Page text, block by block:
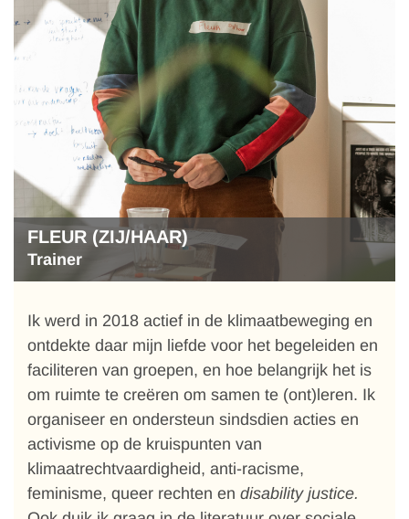
FLEUR (ZIJ/HAAR)
Trainer
Ik werd in 2018 actief in de klimaatbeweging en
ontdekte daar mijn liefde voor het begeleiden en
faciliteren van groepen, en hoe belangrijk het is
om ruimte te creëren om samen te (ont)leren. Ik
organiseer en ondersteun sindsdien acties en
activisme op de kruispunten van
klimaatrechtvaardigheid, anti-racisme,
feminisme, queer rechten en disability justice.